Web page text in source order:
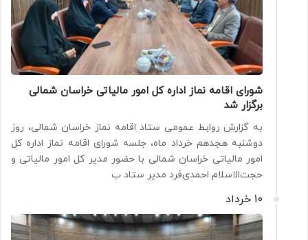
شورای اقامه نماز اداره کل امور مالیاتی خراسان شمالی
برگزار شد
به گزارش روابط عمومی ستاد اقامه نماز خراسان شمالی، روز
دوشنبه هجدهم خرداد ماه، جلسه شورای اقامه نماز اداره کل
امور مالیاتی خراسان شمالی با حضور مدیر کل امور مالیاتی و
حجت‌الاسلام احمدی‌فرد مدیر ستاد ب
10 خرداد